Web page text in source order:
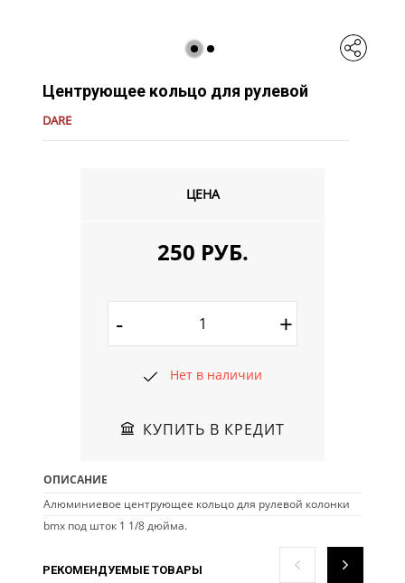
Центрующее кольцо для рулевой
DARE
ЦЕНА
250 РУБ.
- +
Нет в наличии
КУПИТЬ В КРЕДИТ
ОПИСАНИЕ
Алюминиевое центрующее кольцо для рулевой колонки
bmx под шток 1 1/8 дюйма.
РЕКОМЕНДУЕМЫЕ ТОВАРЫ